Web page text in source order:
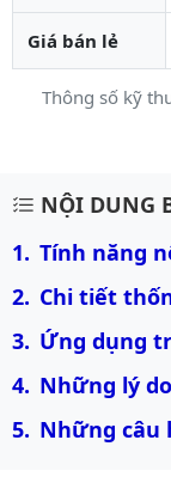
Thông số kỹ
Giá bán lẻ
Mô tả chi
NỘI DUNG
Tính năng
Chi tiết
Ứng dụng
Những lý
Những câu